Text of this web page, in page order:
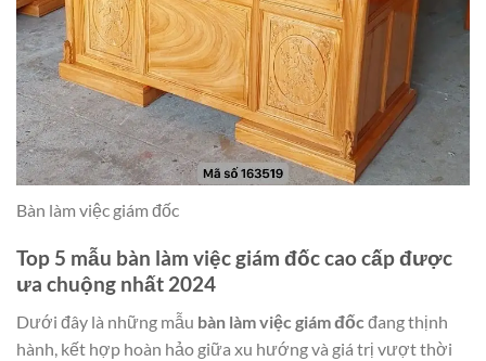
Bàn làm việc giám đốc
Top 5 mẫu bàn làm việc giám đốc cao cấp được
ưa chuộng nhất 2024
Dưới đây là những mẫu bàn làm việc giám đốcđang thịnh
hành, kết hợp hoàn hảo giữa xu hướng và giá trị vượt thời